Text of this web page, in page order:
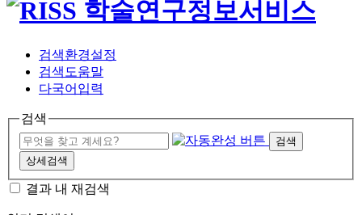
검색환경설정
검색도움말
다국어입력
검색
검색
상세검색
결과 내 재검색